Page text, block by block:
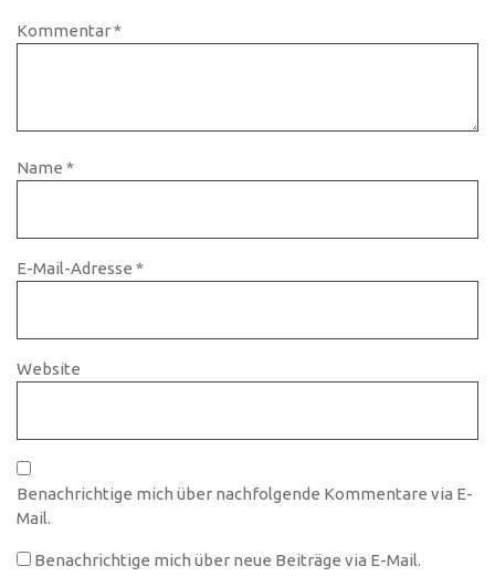
Kommentar*
Name *
E-Mail-Adresse *
Website
Benachrichtige mich über nachfolgende Kommentare via E-
Mail.
Benachrichtige mich über neue Beiträge via E-Mail.